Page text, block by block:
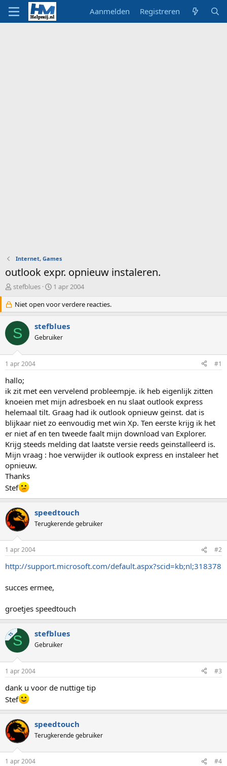
Aanmelden Registreren
Internet, Games
outlook expr. opnieuw instaleren.
O
d
e
r
w
e
s
t
a
r
t
e
r
stefblues
S
a
r
t
d
a
m
1 apr 2004
Niet open voor verdere reacties.
S stefblues
Gebruiker
1 apr 2004 #1
hallo;
ik zit met een vervelend probleempje. ik heb eigenlijk zitten
knoeien met mijn adresboek en nu slaat outlook express
helemaal tilt. Graag had ik outlook opnieuw geinst. dat is
blijkaar niet zo eenvoudig met win Xp. Ten eerste krijg ik het
er niet af en ten tweede faalt mijn download van Explorer.
Krijg steeds melding dat laatste versie reeds geinstalleerd is.
Mijn vraag : hoe verwijder ik outlook express en instaleer het
opnieuw.
Thanks
Stef
speedtouch
Terugkerende gebruiker
1 apr 2004 #2
http://support.microsoft.com/default.aspx?scid=kb;nl;318378
succes ermee,
groetjes speedtouch
TSS stefblues
Gebruiker
1 apr 2004 #3
dank u voor de nuttige tip
Stef
speedtouch
Terugkerende gebruiker
1 apr 2004 #4